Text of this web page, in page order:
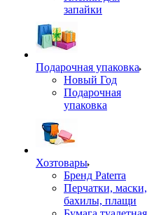
запайки
Подарочная упаковка
Новый Год
Подарочная
упаковка
Хозтовары
Бренд Paterra
Перчатки, маски,
бахилы, плащи